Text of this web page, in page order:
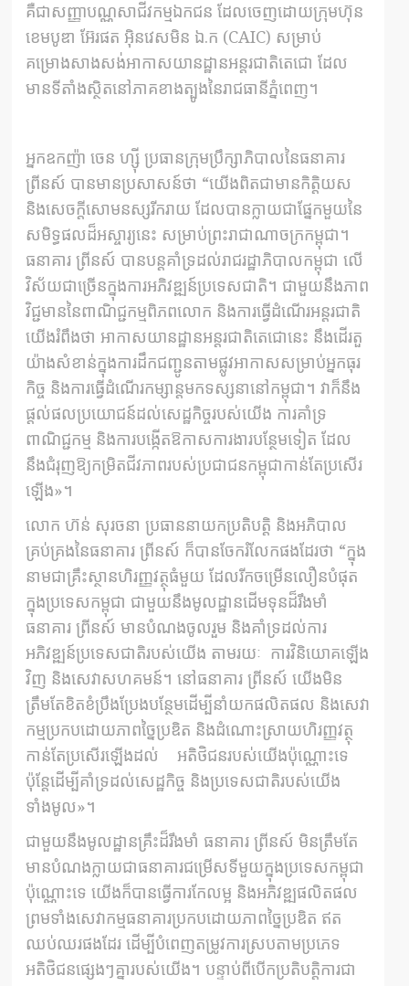
គឺជាសញ្ញាបណ្ណសាជីវកម្មឯកជន ដែលចេញដោយក្រុមហ៊ុន
ខេមបូឌា អ៊ែរផត អ៊ិនវេសមិន ឯ.ក (CAIC) សម្រាប់
គម្រោងសាងសង់អាកាសយានដ្ឋានអន្តរជាតិតេជោ ដែល
មានទីតាំងស្ថិតនៅភាគខាងត្បូងនៃរាជធានីភ្នំពេញ។
អ្នកឧកញ៉ា ចេន ហ្ស៊ី ប្រធានក្រុមប្រឹក្សាភិបាលនៃធនាគារ
ព្រីនស៍​ បានមានប្រសាសន៍ថា “យើងពិតជាមានកិត្តិយស
និងសេចក្តីសោមនស្សរីករាយ ដែលបានក្លាយជាផ្នែកមួយនៃ
សមិទ្ធផលដ៏អស្ចារ្យនេះ សម្រាប់ព្រះរាជាណាចក្រកម្ពុជា។
ធនាគារ ព្រីនស៍ បានបន្តគាំទ្រដល់រាជរដ្ឋាភិបាលកម្ពុជា លើ
វិស័យជាច្រើនក្នុងការអភិវឌ្ឍន៍ប្រទេសជាតិ។ ជាមួយនឹងភាព
វិជ្ជមាននៃពាណិជ្ជកម្មពិភពលោក និងការធ្វើដំណើរអន្តរជាតិ
យើងរំពឹងថា អាកាសយានដ្ឋានអន្តរជាតិតេជោនេះ នឹងដើរតួ
យ៉ាងសំខាន់ក្នុងការដឹកជញ្ជូនតាមផ្លូវអាកាសសម្រាប់​អ្នកធុរ
កិច្ច និងការធ្វើដំណើរកម្សាន្តមកទស្សនានៅកម្ពុជា។ វា​ក៏​នឹង​
ផ្តល់​ផលប្រយោជន៍​ដល់​សេដ្ឋកិច្ច​របស់​យើង ការគាំទ្រ​
ពាណិជ្ជកម្ម និង​ការ​បង្កើត​ឱកាស​ការងារ​បន្ថែម​ទៀត ដែល
នឹងជំរុញឱ្យកម្រិត​ជីវភាពរបស់​ប្រជាជន​កម្ពុជា​កាន់​តែ​ប្រសើរ
ឡើង»។
លោក ហ៊ន់ សុរចនា ​ប្រធាន​នាយក​ប្រតិបត្តិ និងអភិបាល​
គ្រប់​គ្រង​នៃធនាគារ ព្រីនស៍ ក៏បានចែករំលែកផងដែរថា “ក្នុង
នាមជាគ្រឹះស្ថានហិរញ្ញវត្ថុធំមួយ ដែលរីកចម្រើនលឿនបំផុត
ក្នុងប្រទេសកម្ពុជា ជាមួយនឹងមូលដ្ឋានដើមទុនដ៏រឹងមាំ
ធនាគារ ព្រីនស៍ មានបំណងចូលរួម និងគាំទ្រដល់ការ
អភិវឌ្ឍន៍ប្រទេសជាតិរបស់យើង តាមរយៈ ការវិនិយោគឡើង
វិញ និងសេវាសហគមន៍។ នៅធនាគារ ព្រីនស៍ យើងមិន
ត្រឹមតែខិតខំប្រឹងប្រែងបន្ថែមដើម្បីនាំយកផលិតផល និងសេវា
កម្មប្រកបដោយភាពច្នៃប្រឌិត និងដំណោះស្រាយហិរញ្ញវត្ថុ
កាន់តែប្រសើរឡើងដល់ អតិថិជនរបស់យើងប៉ុណ្ណោះទេ
ប៉ុន្តែដើម្បីគាំទ្រដល់សេដ្ឋកិច្ច និងប្រទេសជាតិរបស់យើង
ទាំងមូល»។
ជាមួយនឹងមូលដ្ឋានគ្រឹះដ៏រឹងមាំ ធនាគារ ព្រីនស៍ មិនត្រឹមតែ
មានបំណងក្លាយជាធនាគារជម្រើសទីមួយក្នុងប្រទេសកម្ពុជា
ប៉ុណ្ណោះទេ យើងក៏បានធ្វើការកែលម្អ និងអភិវឌ្ឍផលិតផល
ព្រមទាំងសេវាកម្មធនាគារប្រកបដោយភាពច្នៃប្រឌិត ឥត
ឈប់ឈរផងដែរ ដើម្បីបំពេញតម្រូវការស្របតាមប្រភេទ
អតិថិជនផ្សេងៗគ្នារបស់យើង។ បន្ទាប់ពីបើកប្រតិបត្តិការជា